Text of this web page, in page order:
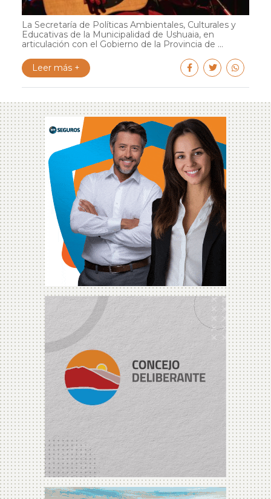
La Secretaría de Políticas Ambientales, Culturales y
Educativas de la Municipalidad de Ushuaia, en
articulación con el Gobierno de la Provincia de ...
Leer más +